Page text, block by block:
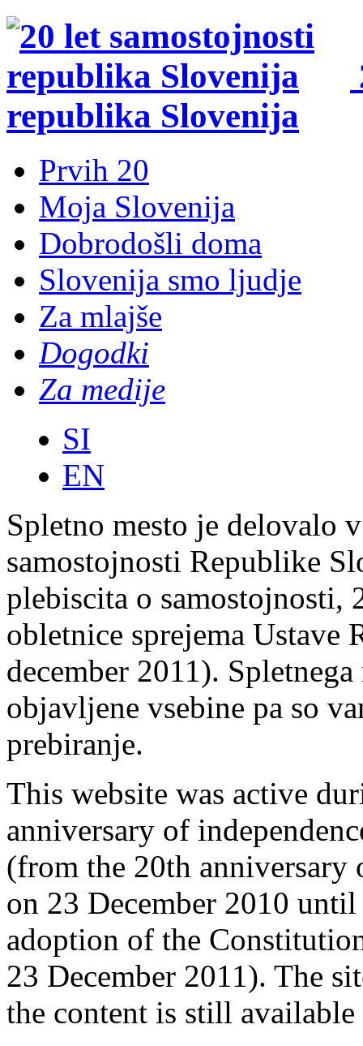
republika Slovenija
Prvih 20
Moja Slovenija
Dobrodošli doma
Slovenija smo ljudje
Za mlajše
Dogodki
Za medije
SI
EN
Spletno mesto je delovalo
samostojnosti Republike
plebiscita o samostojnosti,
obletnice sprejema Ustave
december 2011).
objavljene vsebine pa so
prebiranje.
This website was active
anniversary of
(from the 20th anniversary
on 23 December 2010
adoption of the
23 December 2011). The
the content is still